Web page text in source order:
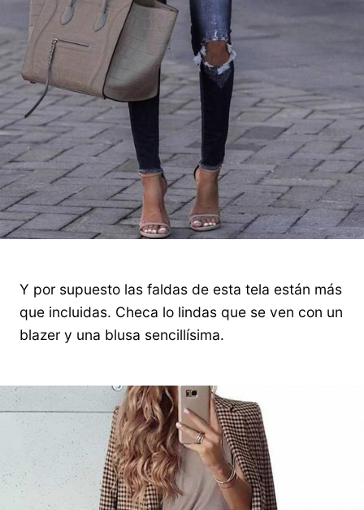
Y por supuesto las faldas de esta tela están más
que incluidas. Checa lo lindas que se ven con un
blazer y una blusa sencillísima.